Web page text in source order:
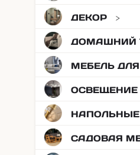
ДЕКОР
ДОМАШНИЙ
МЕБЕЛЬ
САДОВАЯ